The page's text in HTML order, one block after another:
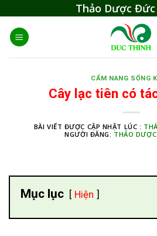
content
Thảo Dược
CẨM NANG SỐNG
Cây lạc tiên có
BÀI VIẾT ĐƯỢC CẬP NHẬT LÚC :
NGƯỜI ĐĂNG: THẢO
Mục lục Hiện